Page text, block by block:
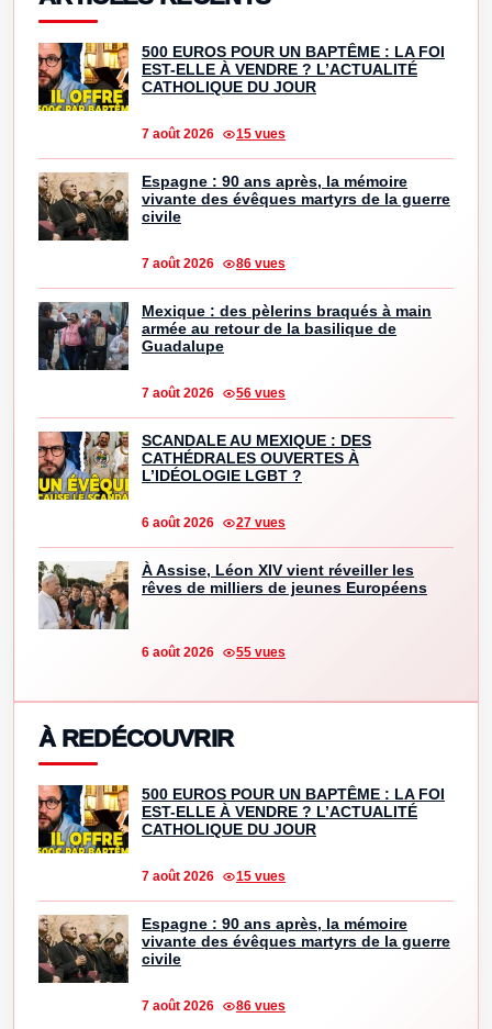
500 EUROS POUR UN BAPTÊME : LA FOI
EST-ELLE À VENDRE ? L’ACTUALITÉ
CATHOLIQUE DU JOUR
7 août 2026 15 vues
Espagne : 90 ans après, la mémoire
vivante des évêques martyrs de la guerre
civile
7 août 2026 86 vues
Mexique : des pèlerins braqués à main
armée au retour de la basilique de
Guadalupe
7 août 2026 56 vues
SCANDALE AU MEXIQUE : DES
CATHÉDRALES OUVERTES À
L’IDÉOLOGIE LGBT ?
6 août 2026 27 vues
À Assise, Léon XIV vient réveiller les
rêves de milliers de jeunes Européens
6 août 2026 55 vues
À REDÉCOUVRIR
500 EUROS POUR UN BAPTÊME : LA FOI
EST-ELLE À VENDRE ? L’ACTUALITÉ
CATHOLIQUE DU JOUR
7 août 2026 15 vues
Espagne : 90 ans après, la mémoire
vivante des évêques martyrs de la guerre
civile
7 août 2026 86 vues